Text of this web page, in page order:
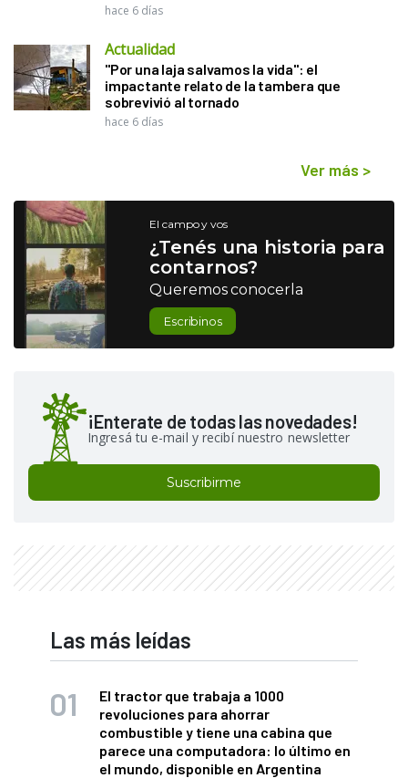
hace 6 días
Actualidad
"Por una laja salvamos la vida": el
impactante relato de la tambera que
sobrevivió al tornado
hace 6 días
Ver más >
El campo y vos
¿Tenés una historia para
contarnos?
Queremos conocerla
Escribinos
¡Enterate de todas las novedades!
Ingresá tu e-mail y recibí nuestro newsletter
Suscribirme
Las más leídas
El tractor que trabaja a 1000
revoluciones para ahorrar
combustible y tiene una cabina que
parece una computadora: lo último en
el mundo, disponible en Argentina